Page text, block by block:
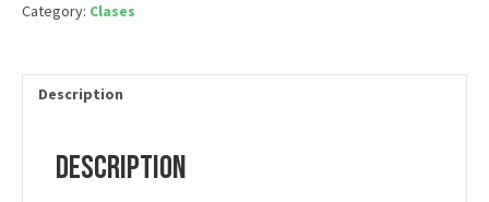
Category: Clases
Description
Description